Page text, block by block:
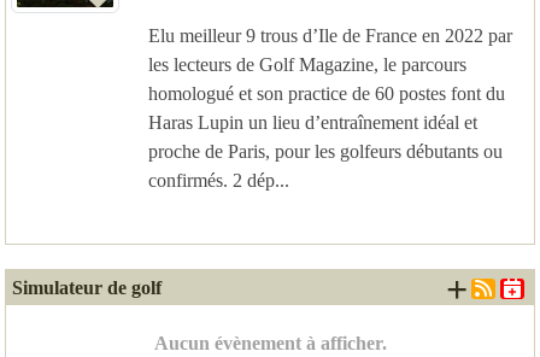
Elu meilleur 9 trous d’Ile de France en 2022 par
les lecteurs de Golf Magazine, le parcours
homologué et son practice de 60 postes font du
Haras Lupin un lieu d’entraînement idéal et
proche de Paris, pour les golfeurs débutants ou
confirmés. 2 dép...
Simulateur de golf
Aucun évènement à afficher.
+